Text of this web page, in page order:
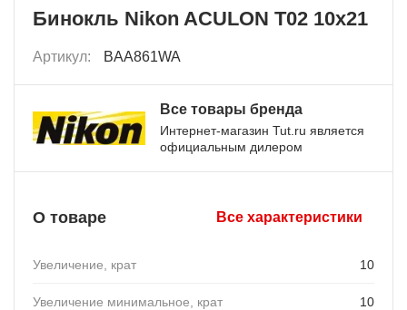
Бинокль Nikon ACULON T02 10x21
Артикул: BAA861WA
Все товары бренда
Интернет-магазин Tut.ru является
официальным дилером
О товаре Все характеристики
Увеличение, крат 10
Увеличение минимальное, крат 10